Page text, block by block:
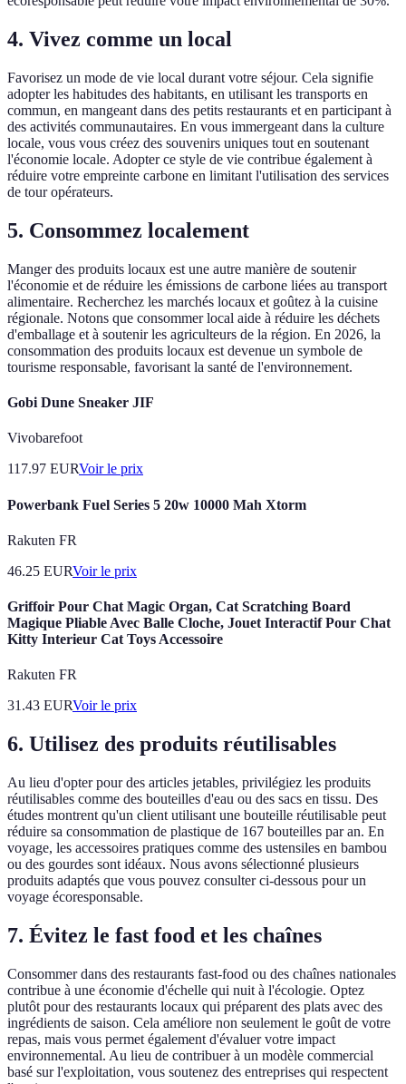
4. Vivez comme un local
Favorisez un mode de vie local durant votre séjour. Cela signifie
adopter les habitudes des habitants, en utilisant les transports en
commun, en mangeant dans des petits restaurants et en participant à
des activités communautaires. En vous immergeant dans la culture
locale, vous vous créez des souvenirs uniques tout en soutenant
l'économie locale. Adopter ce style de vie contribue également à
réduire votre empreinte carbone en limitant l'utilisation des services
de tour opérateurs.
5. Consommez localement
Manger des produits locaux est une autre manière de soutenir
l'économie et de réduire les émissions de carbone liées au transport
alimentaire. Recherchez les marchés locaux et goûtez à la cuisine
régionale. Notons que consommer local aide à réduire les déchets
d'emballage et à soutenir les agriculteurs de la région. En 2026, la
consommation des produits locaux est devenue un symbole de
tourisme responsable, favorisant la santé de l'environnement.
Gobi Dune Sneaker JIF
Vivobarefoot
117.97 EURVoir le prix
Powerbank Fuel Series 5 20w 10000 Mah Xtorm
Rakuten FR
46.25 EURVoir le prix
Griffoir Pour Chat Magic Organ, Cat Scratching Board
Magique Pliable Avec Balle Cloche, Jouet Interactif Pour Chat
Kitty Interieur Cat Toys Accessoire
Rakuten FR
31.43 EURVoir le prix
6. Utilisez des produits réutilisables
Au lieu d'opter pour des articles jetables, privilégiez les produits
réutilisables comme des bouteilles d'eau ou des sacs en tissu. Des
études montrent qu'un client utilisant une bouteille réutilisable peut
réduire sa consommation de plastique de 167 bouteilles par an. En
voyage, les accessoires pratiques comme des ustensiles en bambou
ou des gourdes sont idéaux. Nous avons sélectionné plusieurs
produits adaptés que vous pouvez consulter ci-dessous pour un
voyage écoresponsable.
7. Évitez le fast food et les chaînes
Consommer dans des restaurants fast-food ou des chaînes nationales
contribue à une économie d'échelle qui nuit à l'écologie. Optez
plutôt pour des restaurants locaux qui préparent des plats avec des
ingrédients de saison. Cela améliore non seulement le goût de votre
repas, mais vous permet également d'évaluer votre impact
environnemental. Au lieu de contribuer à un modèle commercial
basé sur l'exploitation, vous soutenez des entreprises qui respectent